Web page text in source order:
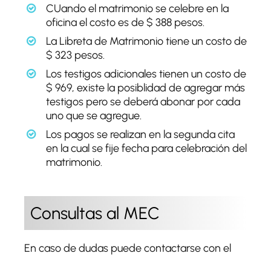
CUando el matrimonio se celebre en la
oficina el costo es de $ 388 pesos.
La Libreta de Matrimonio tiene un costo de
$ 323 pesos.
Los testigos adicionales tienen un costo de
$ 969, existe la posiblidad de agregar más
testigos pero se deberá abonar por cada
uno que se agregue.
Los pagos se realizan en la segunda cita
en la cual se fije fecha para celebración del
matrimonio.
Consultas al MEC
En caso de dudas puede contactarse con el